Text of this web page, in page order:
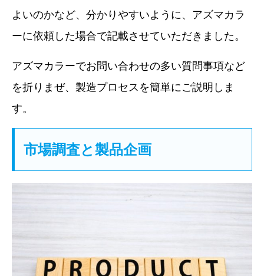
よいのかなど、分かりやすいように、アズマカラ
ーに依頼した場合で記載させていただきました。
アズマカラーでお問い合わせの多い質問事項など
を折りまぜ、製造プロセスを簡単にご説明しま
す。
市場調査と製品企画